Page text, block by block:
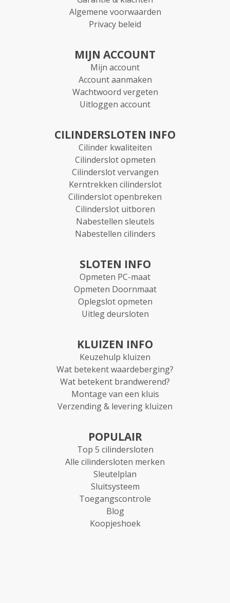
Algemene voorwaarden
Privacy beleid
MIJN ACCOUNT
Mijn account
Account aanmaken
Wachtwoord vergeten
Uitloggen account
CILINDERSLOTEN INFO
Cilinder kwaliteiten
Cilinderslot opmeten
Cilinderslot vervangen
Kerntrekken cilinderslot
Cilinderslot openbreken
Cilinderslot uitboren
Nabestellen sleutels
Nabestellen cilinders
SLOTEN INFO
Opmeten PC-maat
Opmeten Doornmaat
Oplegslot opmeten
Uitleg deursloten
KLUIZEN INFO
Keuzehulp kluizen
Wat betekent waardeberging?
Wat betekent brandwerend?
Montage van een kluis
Verzending & levering kluizen
POPULAIR
Top 5 cilindersloten
Alle cilindersloten merken
Sleutelplan
Sluitsysteem
Toegangscontrole
Blog
Koopjeshoek